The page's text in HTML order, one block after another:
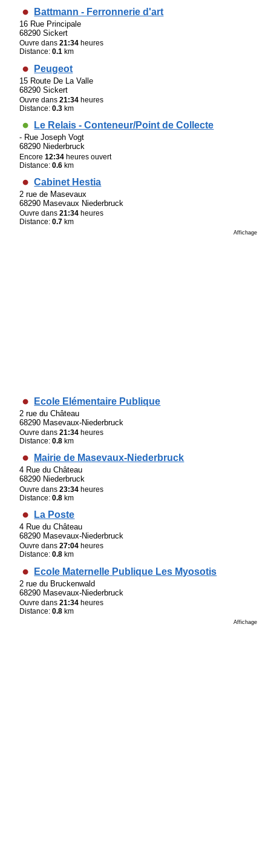
Battmann - Ferronnerie d'art
16 Rue Principale
68290 Sickert
Ouvre dans21:34 heures
Distance:0.1 km
Peugeot
15 Route De La Valle
68290 Sickert
Ouvre dans21:34 heures
Distance:0.3 km
Le Relais - Conteneur/Point de Collecte
- Rue Joseph Vogt
68290 Niederbruck
Encore12:34 heures ouvert
Distance:0.6 km
Cabinet Hestia
2 rue de Masevaux
68290 Masevaux Niederbruck
Ouvre dans21:34 heures
Distance:0.7 km
Affichage
Ecole Elémentaire Publique
2 rue du Château
68290 Masevaux-Niederbruck
Ouvre dans21:34 heures
Distance:0.8 km
Mairie de Masevaux-Niederbruck
4 Rue du Château
68290 Niederbruck
Ouvre dans23:34 heures
Distance:0.8 km
La Poste
4 Rue du Château
68290 Masevaux-Niederbruck
Ouvre dans27:04 heures
Distance:0.8 km
Ecole Maternelle Publique Les Myosotis
2 rue du Bruckenwald
68290 Masevaux-Niederbruck
Ouvre dans21:34 heures
Distance:0.8 km
Affichage